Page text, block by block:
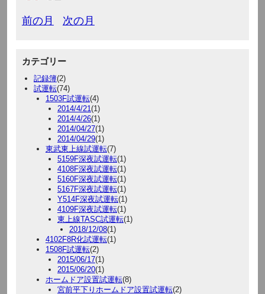
前の月 次の月
カテゴリー
記録簿(2)
試運転(74)
1503F試運転(4)
2014/4/21 (1)
2014/4/26(1)
2014/04/27(1)
2014/04/29(1)
東武東上線試運転(7)
5159F深夜試運転(1)
4108F深夜試運転(1)
5160F深夜試運転(1)
5167F深夜試運転(1)
Y514F深夜試運転(1)
4109F深夜試運転(1)
東上線TASC試運転(1)
2018/12/08(1)
4102F8R化試運転(1)
1508F試運転(2)
2015/06/17(1)
2015/06/20(1)
ホームドア設置試運転(8)
宮前平下りホームドア設置試運転(2)